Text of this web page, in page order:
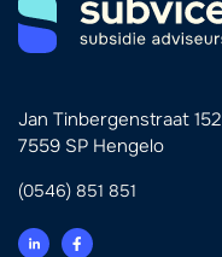
Jan Tinbergenstraat 152
7559 SP Hengelo
(0546) 851 851